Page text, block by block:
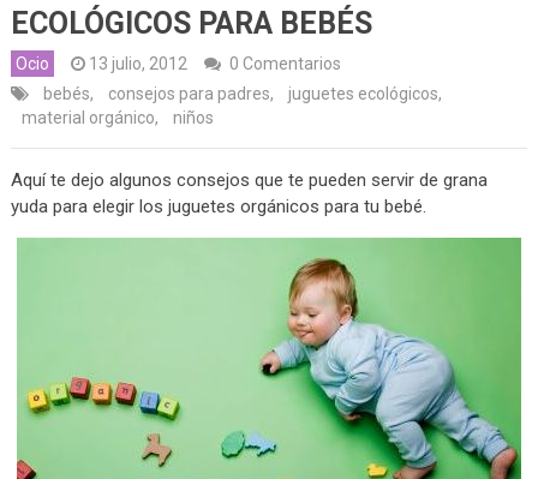
ECOLÓGICOS PARA BEBÉS
Ocio 13 julio, 2012
0 Comentarios
bebés, consejos para padres, juguetes ecológicos,
material orgánico, niños
Aquí te dejo algunos consejos que te pueden servir de grana
yuda para elegir los juguetes orgánicos para tu bebé.